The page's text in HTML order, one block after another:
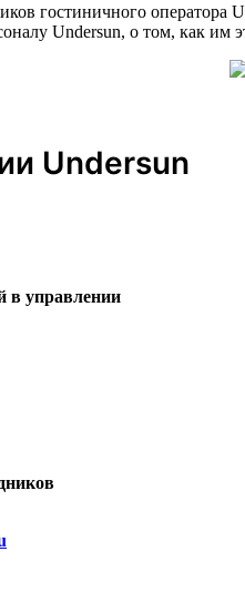
гостиничного
Undersun, о том, как им
Undersun
в управлении